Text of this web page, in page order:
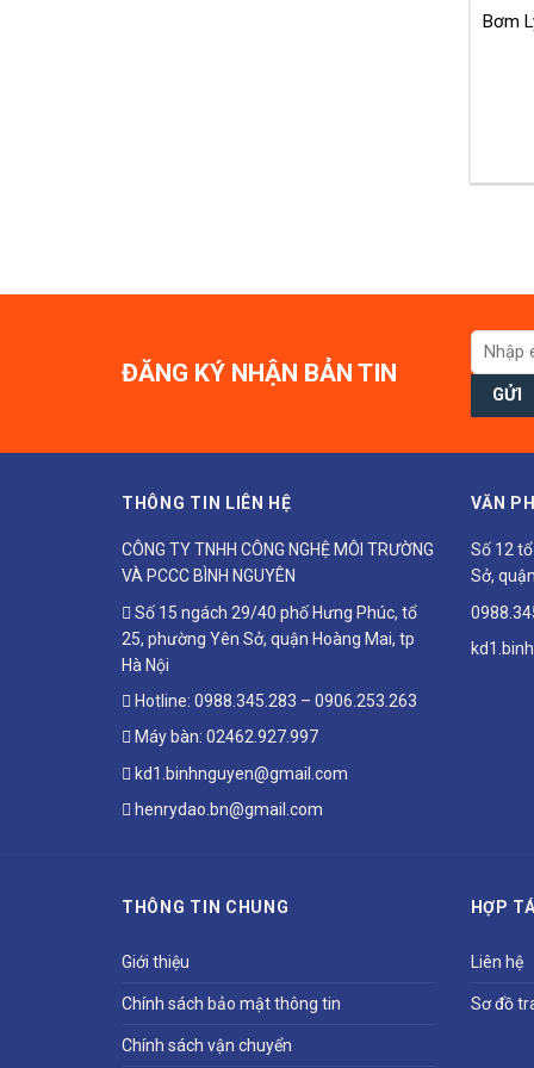
Bơm
ĐĂNG KÝ NHẬN BẢN TIN
THÔNG TIN LIÊN HỆ
CÔNG TY TNHH CÔNG NGHỆ MÔI TRƯỜNG
VÀ PCCC BÌNH NGUYÊN
Số 15 ngách 29/40 phố Hưng Phúc, tổ
25, phường Yên Sở, quận Hoàng Mai, tp
Hà Nội
Hotline: 0988.345.283 – 0906.253.263
Máy bàn: 02462.927.997
kd1.binhnguyen@gmail.com
henrydao.bn@gmail.com
VĂN
Số 12
Sở,
THÔNG TIN CHUNG
Giới thiệu
Chính sách bảo mật thông tin
Chính sách vận chuyển
HỢP
Liên hệ
Sơ đồ